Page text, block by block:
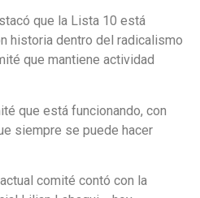
que la Lista 10 está
historia dentro del radicalismo
que mantiene actividad
que está funcionando, con
siempre se puede hacer
comité contó con la